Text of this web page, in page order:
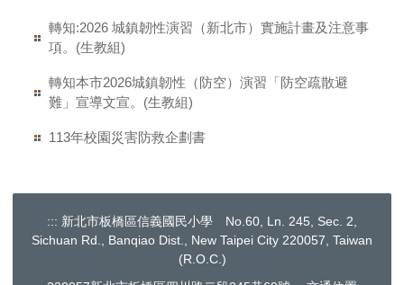
轉知:2026 城鎮韌性演習（新北市）實施計畫及注意事
項。(生教組)
轉知本市2026城鎮韌性（防空）演習「防空疏散避
難」宣導文宣。(生教組)
113年校園災害防救企劃書
::: 新北市板橋區信義國民小學 No.60, Ln. 245, Sec. 2,
Sichuan Rd., Banqiao Dist., New Taipei City 220057, Taiwan
(R.O.C.)